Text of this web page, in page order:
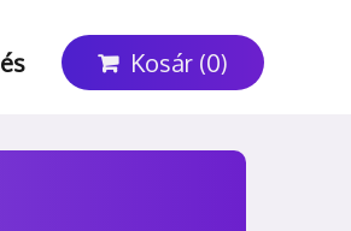
Kosár (0)